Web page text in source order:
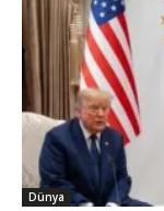
Dünya